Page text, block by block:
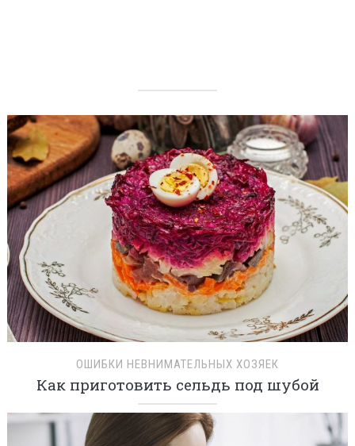
ОШИБКИ НЕВНИМАТЕЛЬНЫХ ХОЗЯЕК
Как приготовить сельдь под шубой